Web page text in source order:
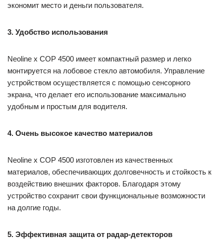
экономит место и деньги пользователя.
3. Удобство использования
Neoline x COP 4500 имеет компактный размер и легко
монтируется на лобовое стекло автомобиля. Управление
устройством осуществляется с помощью сенсорного
экрана, что делает его использование максимально
удобным и простым для водителя.
4. Очень высокое качество материалов
Neoline x COP 4500 изготовлен из качественных
материалов, обеспечивающих долговечность и стойкость к
воздействию внешних факторов. Благодаря этому
устройство сохранит свои функциональные возможности
на долгие годы.
5. Эффективная защита от радар-детекторов